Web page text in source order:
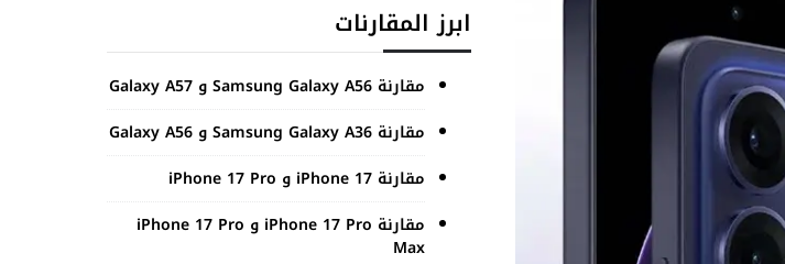
ابرز المقارنات
مقارنة Samsung Galaxy A56 و Galaxy A57
مقارنة Samsung Galaxy A36 و Galaxy A56
مقارنة iPhone 17 و iPhone 17 Pro
مقارنة iPhone 17 Pro و iPhone 17 Pro
Max